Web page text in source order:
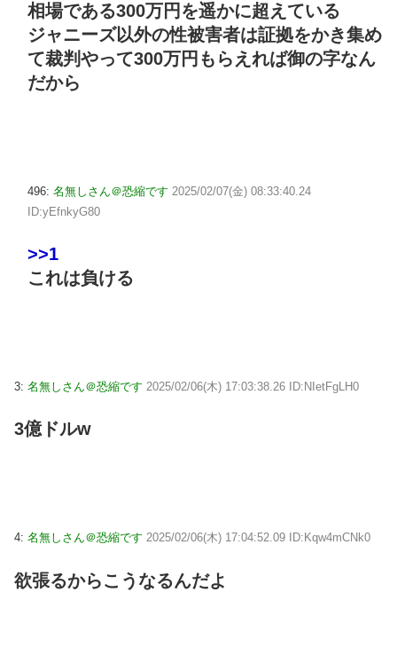
相場である300万円を遥かに超えている
ジャニーズ以外の性被害者は証拠をかき集め
て裁判やって300万円もらえれば御の字なん
だから
496: 名無しさん＠恐縮です 2025/02/07(金) 08:33:40.24
ID:yEfnkyG80
>>1
これは負ける
3: 名無しさん＠恐縮です 2025/02/06(木) 17:03:38.26 ID:NIetFgLH0
3億ドルw
4: 名無しさん＠恐縮です 2025/02/06(木) 17:04:52.09 ID:Kqw4mCNk0
欲張るからこうなるんだよ